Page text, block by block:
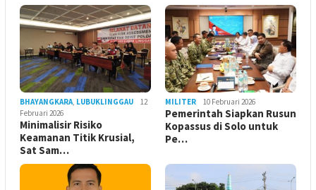
BHAYANGKARA, LUBUKLINGGAU
12
Februari 2026
Minimalisir Risiko
Keamanan Titik Krusial,
Sat Sam…
MILITER 10 Februari 2026
Pemerintah Siapkan Rusun
Kopassus di Solo untuk
Pe…